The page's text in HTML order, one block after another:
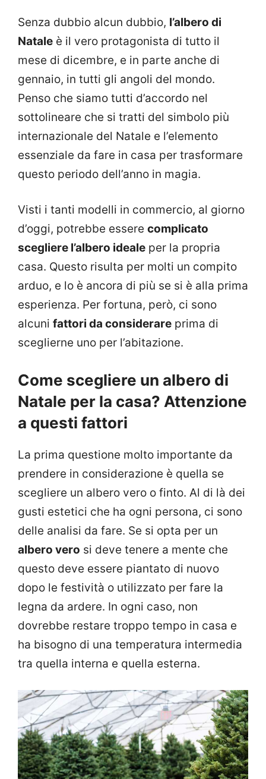
Senza dubbio alcun dubbio, l’albero di
Natale è il vero protagonista di tutto il
mese di dicembre, e in parte anche di
gennaio, in tutti gli angoli del mondo.
Penso che siamo tutti d’accordo nel
sottolineare che si tratti del simbolo più
internazionale del Natale e l’elemento
essenziale da fare in casa per trasformare
questo periodo dell’anno in magia.
Visti i tanti modelli in commercio, al giorno
d’oggi, potrebbe essere complicato
scegliere l’albero ideale per la propria
casa. Questo risulta per molti un compito
arduo, e lo è ancora di più se si è alla prima
esperienza. Per fortuna, però, ci sono
alcuni fattori da considerare prima di
sceglierne uno per l’abitazione.
Come scegliere un albero di
Natale per la casa? Attenzione
a questi fattori
La prima questione molto importante da
prendere in considerazione è quella se
scegliere un albero vero o finto. Al di là dei
gusti estetici che ha ogni persona, ci sono
delle analisi da fare. Se si opta per un
albero vero si deve tenere a mente che
questo deve essere piantato di nuovo
dopo le festività o utilizzato per fare la
legna da ardere. In ogni caso, non
dovrebbe restare troppo tempo in casa e
ha bisogno di una temperatura intermedia
tra quella interna e quella esterna.